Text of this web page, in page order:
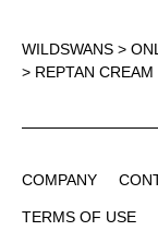
WILDSWANS >
> REPTAN CREAM
COMPANY
TERMS OF USE